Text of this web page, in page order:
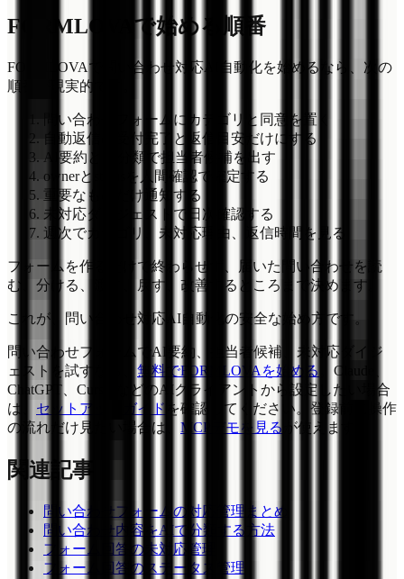
FORMLOVAで始める順番
FORMLOVAで問い合わせ対応AI自動化を始めるなら、次の
順番が現実的です。
問い合わせフォームにカテゴリと同意を置く
自動返信は受付完了と返信目安だけにする
AI要約とAI分類で担当者候補を出す
ownerとstatusを人間確認で確定する
重要なものだけ通知する
未対応ダイジェストで日次確認する
週次でカテゴリ、未対応理由、返信時間を見る
フォームを作るだけで終わらせず、届いた問い合わせを読
む、分ける、渡す、戻す、改善するところまで決めます。
これが、問い合わせ対応AI自動化の安全な始め方です。
問い合わせフォームでAI要約、担当者候補、未対応ダイジ
ェストを試すなら、 無料でFORMLOVAを始める
。Claude、
ChatGPT、CursorなどのAIクライアントから設定したい場合
は、 セットアップガイド を確認してください。登録前に操作
の流れだけ見たい場合は、 MCPデモを見る が使えます。
関連記事
問い合わせフォームの対応管理まとめ
問い合わせ内容をAIで分類する方法
フォーム回答の未対応管理
フォーム回答のステータス管理